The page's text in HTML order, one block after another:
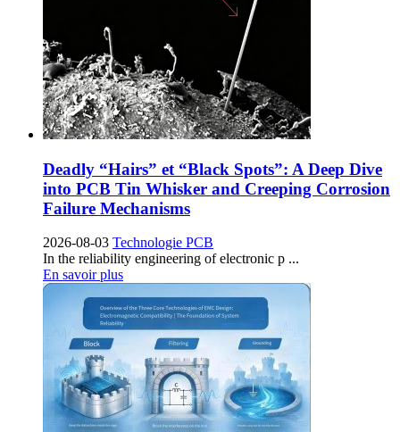
Deadly “Hairs” et “Black Spots”: A Deep Dive
into PCB Tin Whisker and Creeping Corrosion
Failure Mechanisms
2026-08-03 Technologie PCB
In the reliability engineering of electronic p ...
En savoir plus